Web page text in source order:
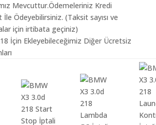
Mevcuttur.Ödemeleriniz Kredi
İle Ödeyebilirsiniz. (Taksit sayısı ve
için irtibata geçiniz)
İçin Ekleyebileceğimiz Diğer Ücretsiz